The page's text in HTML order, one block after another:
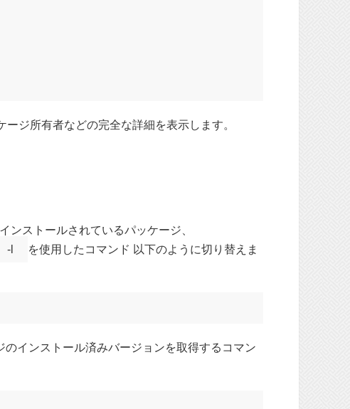
ジ所有者などの完全な詳細を表示します。
ンストールされているパッケージ、
-l
を使用したコマンド 以下のように切り替えま
のインストール済みバージョンを取得するコマン